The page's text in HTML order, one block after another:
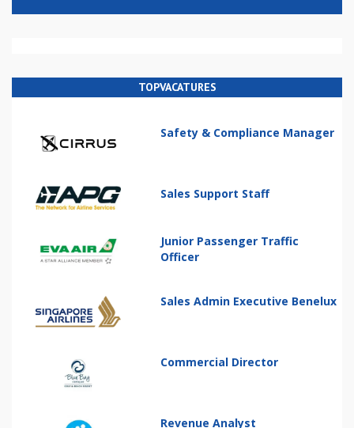
TOPVACATURES
Safety & Compliance Manager
Sales Support Staff
Junior Passenger Traffic
Officer
Sales Admin Executive Benelux
Commercial Director
Revenue Analyst